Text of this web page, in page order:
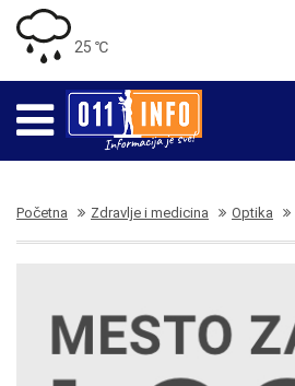
25 ℃
Početna Zdravlje i medicina Optika